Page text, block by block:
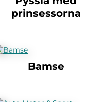
prinsessorna
Bamse